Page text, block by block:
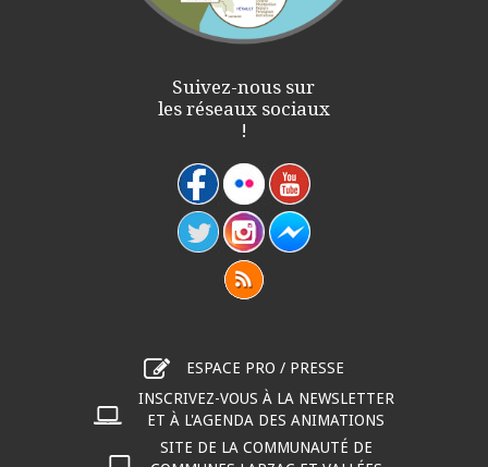
Suivez-nous sur
les réseaux sociaux
!
ESPACE PRO / PRESSE
INSCRIVEZ-VOUS À LA NEWSLETTER
ET À L'AGENDA DES ANIMATIONS
SITE DE LA COMMUNAUTÉ DE